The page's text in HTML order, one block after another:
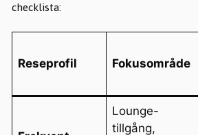
checklista:
Reseprofil Fokusområde
Lounge-
tillgång,